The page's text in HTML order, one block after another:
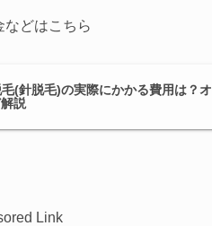
などはこちら
(針脱毛)の実際にかかる費用は？オ
説
Link